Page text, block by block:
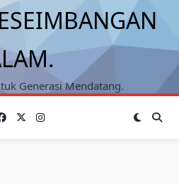
Generasi Mendatang.